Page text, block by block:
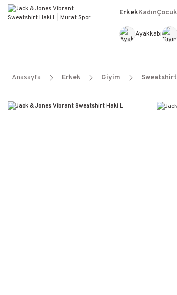
Erkek
Ayakkabı
KadınÇocuk
Anasayfa Erkek Giyim Sweatshirt